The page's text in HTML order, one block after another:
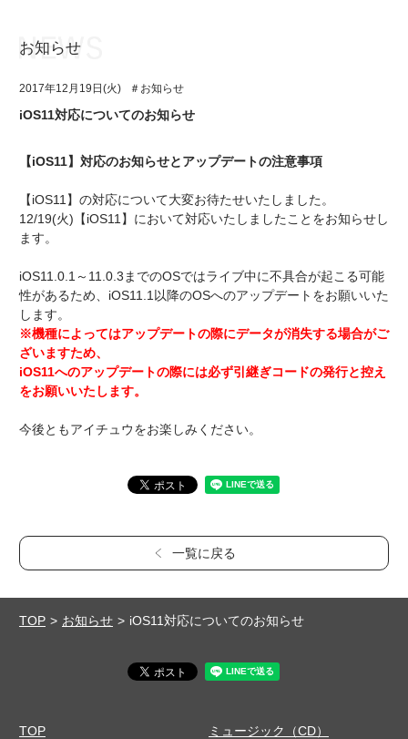
イベント・キャンペーン
ミュージック
グッズ・本
ギャラリー
アプリゲーム
イベント・キャンペーン
ミュージック
グッズ・本
ギャラリー
お知らせ
2017年12月19日(火) ＃お知らせ
iOS11対応についてのお知らせ
【iOS11】対応のお知らせとアップデートの注意事項
【iOS11】の対応について大変お待たせいたしました。
12/19(火)【iOS11】において対応いたしましたことをお知らせし
ます。
iOS11.0.1～11.0.3までのOSではライブ中に不具合が起こる可能
性があるため、iOS11.1以降のOSへのアップデートをお願いいた
します。
※機種によってはアップデートの際にデータが消失する場合がご
ざいますため、
iOS11へのアップデートの際には必ず引継ぎコードの発行と控え
をお願いいたします。
今後ともアイチュウをお楽しみください。
一覧に戻る
TOP お知らせ iOS11対応についてのお知らせ
TOP
ミュージック（CD）